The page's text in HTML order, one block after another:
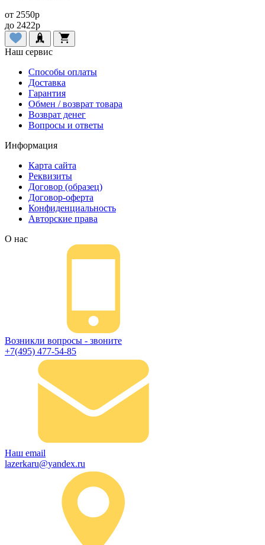
от 2550p
до 2422p
Наш сервис
Способы оплаты
Доставка
Гарантия
Обмен / возврат товара
Возврат денег
Вопросы и ответы
Информация
Карта сайта
Реквизиты
Договор (образец)
Договор-оферта
Конфиденциальность
Авторские права
О нас
Возникли вопросы - звоните
+7(495) 477-54-85
Наш email
lazerkaru@yandex.ru